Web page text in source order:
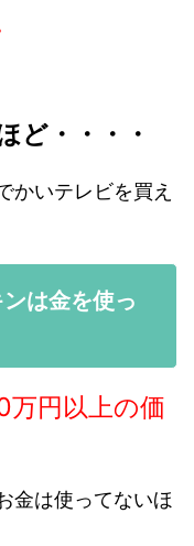
ど・・・・
かいテレビを買え
は金を使っ
円以上の価
金は使ってないほ